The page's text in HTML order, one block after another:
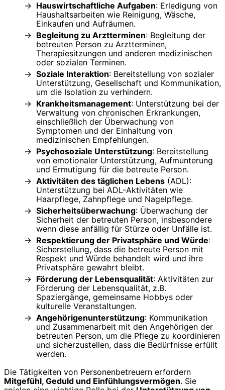
Hauswirtschaftliche Aufgaben: Erledigung von
Haushaltsarbeiten wie Reinigung, Wäsche,
Einkaufen und Aufräumen.
Begleitung zu Arztterminen: Begleitung der
betreuten Person zu Arztterminen,
Therapiesitzungen und anderen medizinischen
oder sozialen Terminen.
Soziale Interaktion: Bereitstellung von sozialer
Unterstützung, Gesellschaft und Kommunikation,
um die Isolation zu verhindern.
Krankheitsmanagement: Unterstützung bei der
Verwaltung von chronischen Erkrankungen,
einschließlich der Überwachung von
Symptomen und der Einhaltung von
medizinischen Empfehlungen.
Psychosoziale Unterstützung: Bereitstellung
von emotionaler Unterstützung, Aufmunterung
und Ermutigung für die betreute Person.
Aktivitäten des täglichen Lebens (ADL):
Unterstützung bei ADL-Aktivitäten wie
Haarpflege, Zahnpflege und Nagelpflege.
Sicherheitsüberwachung: Überwachung der
Sicherheit der betreuten Person, insbesondere
wenn diese anfällig für Stürze oder Unfälle ist.
Respektierung der Privatsphäre und Würde:
Sicherstellung, dass die betreute Person mit
Respekt und Würde behandelt wird und ihre
Privatsphäre gewahrt bleibt.
Förderung der Lebensqualität: Aktivitäten zur
Förderung der Lebensqualität, z.B.
Spaziergänge, gemeinsame Hobbys oder
kulturelle Veranstaltungen.
Angehörigenunterstützung: Kommunikation
und Zusammenarbeit mit den Angehörigen der
betreuten Person, um die Pflege zu koordinieren
und sicherzustellen, dass die Bedürfnisse erfüllt
werden.
Die Tätigkeiten von Personenbetreuern erfordern
Mitgefühl, Geduld und Einfühlungsvermögen. Sie